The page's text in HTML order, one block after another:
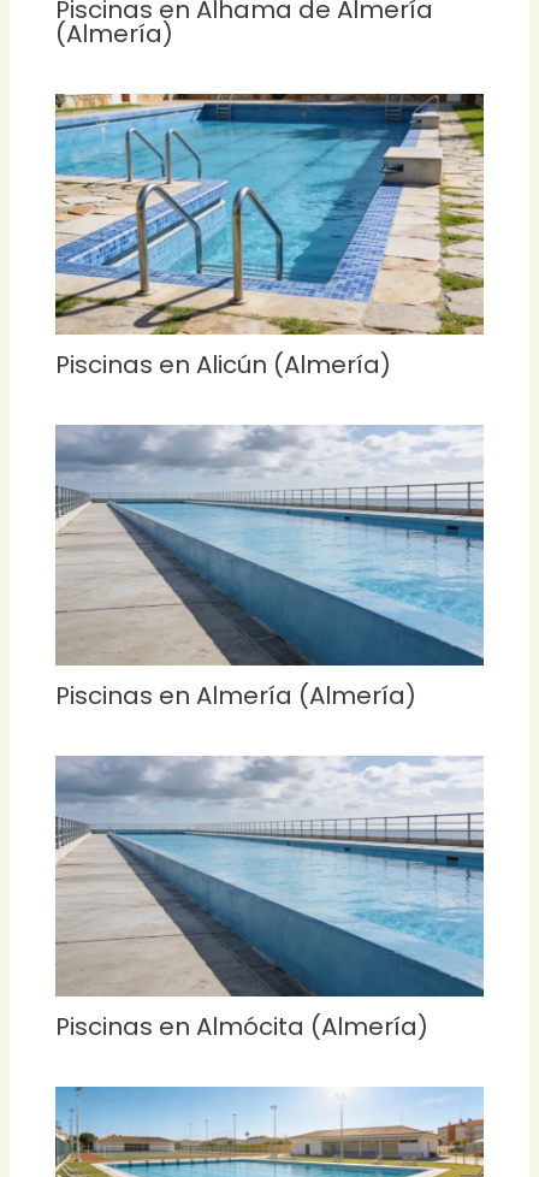
Piscinas en Alhama de Almería
(Almería)
Piscinas en Alicún (Almería)
Piscinas en Almería (Almería)
Piscinas en Almócita (Almería)